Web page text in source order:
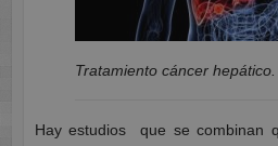
Tratamiento cáncer hepático.
Hay estudios que se combinan